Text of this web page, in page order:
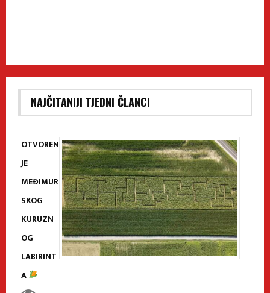
NAJČITANIJI TJEDNI ČLANCI
OTVOREN
JE
MEĐIMUR
SKOG
KURUZN
OG
LABIRINT
A